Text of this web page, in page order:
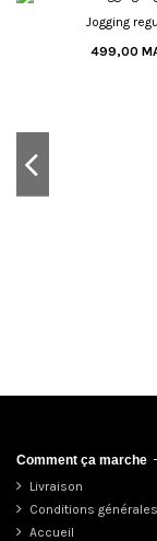
Jogging
499,00
Comment ça marche
Livraison
Conditions
Accueil